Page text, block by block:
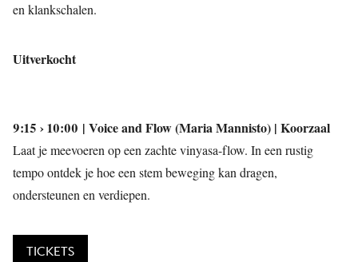
en klankschalen.
Uitverkocht
9:15 › 10:00 | Voice and Flow (Maria Mannisto) | Koorzaal
Laat je meevoeren op een zachte vinyasa-flow. In een rustig
tempo ontdek je hoe een stem beweging kan dragen,
ondersteunen en verdiepen.
TICKETS